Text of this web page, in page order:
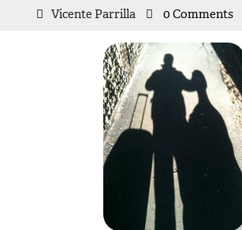
Vicente ParrillaVicente0 Comments